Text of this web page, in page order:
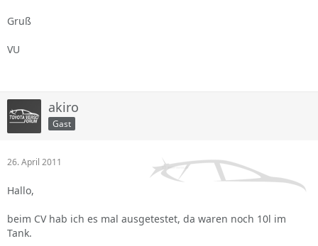
Gruß
VU
akiro
Gast
26. April 2011
Hallo,
beim CV hab ich es mal ausgetestet, da waren noch 10l im
Tank.